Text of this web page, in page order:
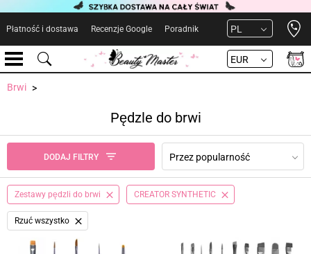
Płatność i dostawa Recenzje Google Poradnik PL
EUR
Brwi
Pędzle do brwi
DODAJ FILTRY Przez popularność
Zestawy pędzli do brwi CREATOR SYNTHETIC
Rzuć wszystko